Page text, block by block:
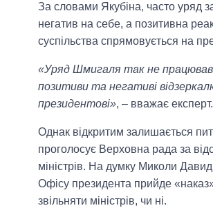
За словами Якубіна, часто уряд
негатив на себе, а позитивна
суспільства спрямовується на
«Уряд Шмигаля так не
позитиви та негативі
президентові», – вважає експерт.
Однак відкритим залишається
проголосує Верховна рада за
міністрів. На думку Миколи
Офісу президента прийде
звільняти міністрів, чи ні.